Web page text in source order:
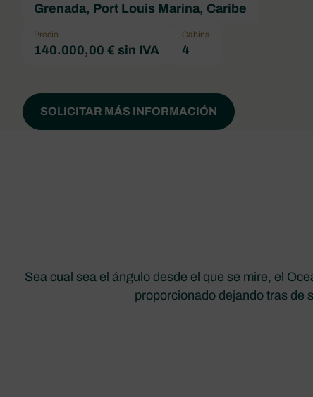
Grenada, Port Louis Marina, Caribe
Precio
140.000,00 € sin IVA
Cabins
4
SOLICITAR MÁS INFORMACIÓN
Sea cual sea el ángulo desde el que se mire, el
proporcionado dejando tras de